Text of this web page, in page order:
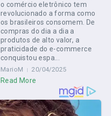
o comércio eletrônico tem
revolucionado a forma como
os brasileiros consomem. De
compras do dia a dia a
produtos de alto valor, a
praticidade do e-commerce
conquistou espa...
MarioM 20/04/2025
Read More